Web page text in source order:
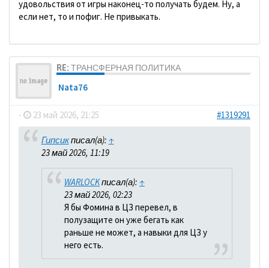
удовольствия от игры наконец-то получать будем. Ну, а
если нет, то и пофиг. Не привыкать.
RE: ТРАНСФЕРНАЯ ПОЛИТИКА
Nata76
- 23 май 2026, 21:25 #1319291
Гипсикписал(а): ↑
23 май 2026, 11:19
WARLOCKписал(а): ↑
23 май 2026, 02:23
Я бы Фомина в ЦЗ перевел, в
полузащите он уже бегать как
раньше не может, а навыки для ЦЗ у
него есть.